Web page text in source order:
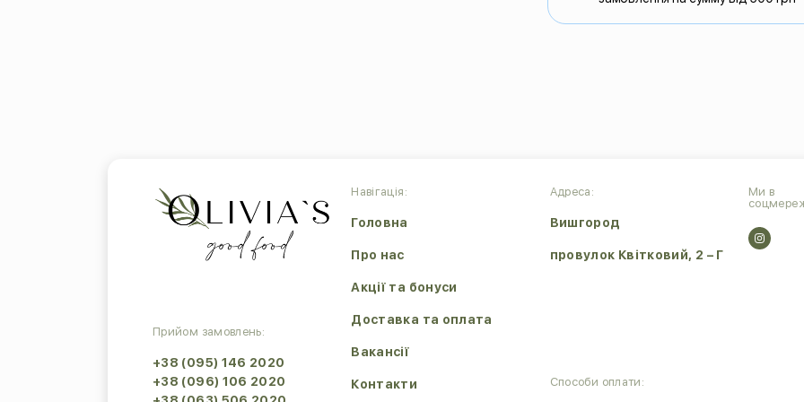
Навігація:
Головна
Про нас
Акції та бонуси
Доставка та оплата
Вакансії
Контакти
Адреса:
Вишгород
провулок Квітковий, 2 – Г
Ми в
Прийом замовлень:
+38 (095) 146 2020
+38 (096) 106 2020
Способи оплати: